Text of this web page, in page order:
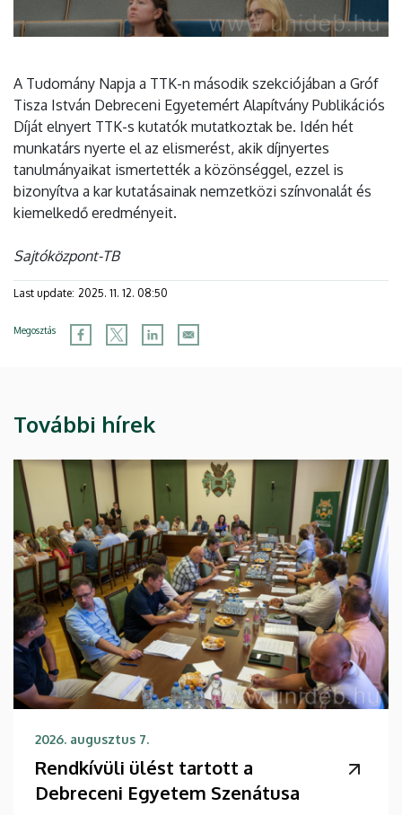
A Tudomány Napja a TTK-n második szekciójában a Gróf
Tisza István Debreceni Egyetemért Alapítvány Publikációs
Díját elnyert TTK-s kutatók mutatkoztak be. Idén hét
munkatárs nyerte el az elismerést, akik díjnyertes
tanulmányaikat ismertették a közönséggel, ezzel is
bizonyítva a kar kutatásainak nemzetközi színvonalát és
kiemelkedő eredményeit.
Sajtóközpont-TB
Last update: 2025. 11. 12. 08:50
Megosztás
További hírek
2026. augusztus 7.
Rendkívüli ülést tartott a
Debreceni Egyetem Szenátusa